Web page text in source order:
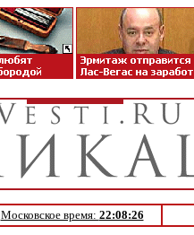
Московское время: 22:08:26